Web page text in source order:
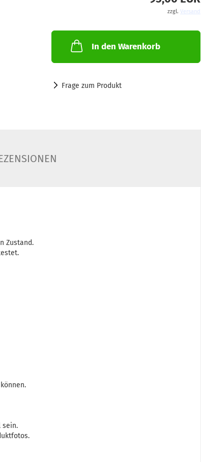
zzgl. Versand
In den Warenkorb
Frage zum Produkt
Zustand.
sein.